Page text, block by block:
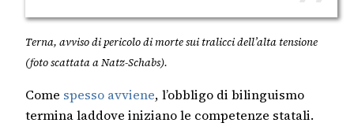
Terna, avviso di pericolo di morte sui tralicci dell’alta tensione
(foto scattata a Natz-Schabs).
Come spesso avviene, l’obbligo di bilinguismo
termina laddove iniziano le competenze statali.